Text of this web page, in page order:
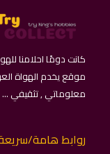
موقع يخدم الهواة
معلوماتي , تثقيفي ...
روابط هامة/